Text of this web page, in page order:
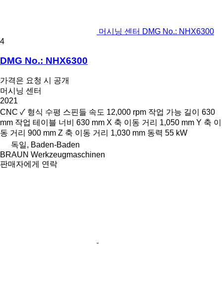
머시닝 센터 DMG No.: NHX6300
4
DMG No.: NHX6300
가격은 요청 시 공개
머시닝 센터
2021
CNC ✓ 형식 수평 스핀들 속도 12,000 rpm 작업 가능 길이
630
mm 작업 테이블 너비 630 mm X 축 이동 거리 1,050 mm Y 축 이
동 거리 900 mm Z 축 이동 거리 1,030 mm 동력 55 kW
독일, Baden-Baden
BRAUN Werkzeugmaschinen
판매자에게 연락